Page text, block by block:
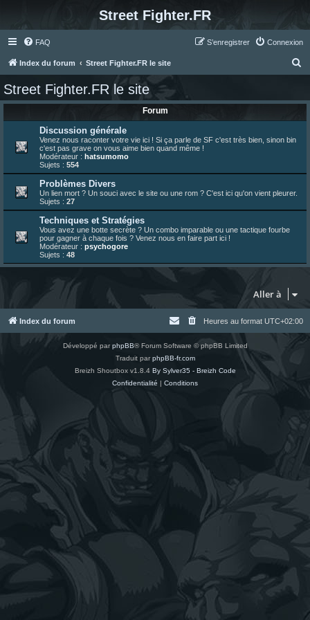
Street Fighter.FR
FAQ Connexion
S’enregistrer
Index du forum Street Fighter.FR le site
r
Street Fighter.FR le site
Forum
Discussion générale
Venez nous raconter votre vie ici ! Si ça parle de SF c'est très bien, sinon bin
c'est pas grave on vous aime bien quand même !
Modérateur : hatsumomo
Sujets : 554
Problèmes Divers
Un lien mort ? Un souci avec le site ou une rom ? C'est ici qu'on vient pleurer.
Sujets : 27
Techniques et Stratégies
Vous avez une botte secrète ? Un combo imparable ou une tactique fourbe
pour gagner à chaque fois ? Venez nous en faire part ici !
Modérateur : psychogore
Sujets : 48
Aller à
Index du forum Heures au format UTC+02:00
Développé parphpBB® Forum Software © phpBB Limited
Traduit par phpBB-fr.com
Breizh Shoutbox v1.8.4 By Sylver35 - Breizh Code
Confidentialité | Conditions